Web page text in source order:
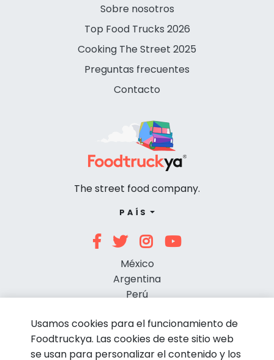
Sobre nosotros
Top Food Trucks 2026
Cooking The Street 2025
Preguntas frecuentes
Contacto
The street food company.
PAÍS
México
Argentina
Perú
Usamos cookies para el funcionamiento de
Foodtruckya. Las cookies de este sitio web
se usan para personalizar el contenido y los